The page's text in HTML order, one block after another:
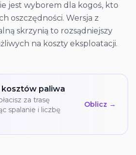
jest wyborem dla kogoś, kto
oszczędności. Wersja z
skrzynią to rozsądniejszy
na koszty eksploatacji.
kosztów paliwa
za trasę
spalanie i liczbę
Oblicz →